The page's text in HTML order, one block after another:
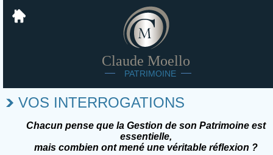
Claude Moello
PATRIMOINE
VOS INTERROGATIONS
Chacun pense que la Gestion de son Patrimoine est
essentielle,
mais combien ont mené une véritable réflexion ?